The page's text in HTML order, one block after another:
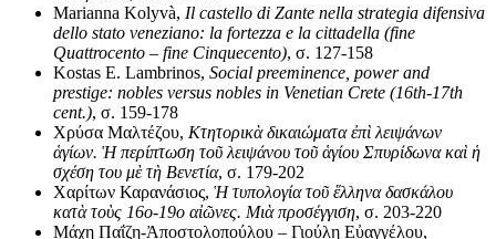
Marianna Kolyvà, Il castello di Zante nella strategia difensiva
dello stato veneziano: la fortezza e la cittadella (fine
Quattrocento – fine Cinquecento), σ. 127-158
Kostas E. Lambrinos, Social preeminence, power and
prestige: nobles versus nobles in Venetian Crete (16th-17th
cent.), σ. 159-178
Χρύσα Μαλτέζου, Κτητορικὰδικαιώματαἐπὶ λειψάνων
ἁγίων. Ἡπερίπτωση τοῦλειψάνου τοῦ ἁγίου Σπυρίδωνα καὶ ἡ
σχέση του μὲτὴ Βενετία, σ. 179-202
Χαρίτων Καρανάσιος, Ἡτυπολογία τοῦ ἕλληνα δασκάλου
κατὰτοὺς 16ο-19ο αἰῶνες. Μιὰπροσέγγιση, σ. 203-220
Μάχη Παΐζη-Ἀποστολοπούλου – Γιούλη Εὐαγγέλου,